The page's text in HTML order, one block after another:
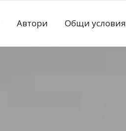
Автори Общи условия